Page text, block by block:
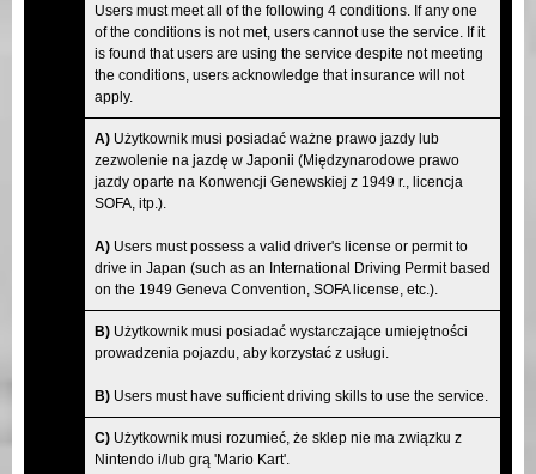
Users must meet all of the following 4 conditions. If any one
of the conditions is not met, users cannot use the service. If it
is found that users are using the service despite not meeting
the conditions, users acknowledge that insurance will not
apply.
A) Użytkownik musi posiadać ważne prawo jazdy lub
zezwolenie na jazdę w Japonii (Międzynarodowe prawo
jazdy oparte na Konwencji Genewskiej z 1949 r., licencja
SOFA, itp.).
A) Users must possess a valid driver's license or permit to
drive in Japan (such as an International Driving Permit based
on the 1949 Geneva Convention, SOFA license, etc.).
B) Użytkownik musi posiadać wystarczające umiejętności
prowadzenia pojazdu, aby korzystać z usługi.
B) Users must have sufficient driving skills to use the service.
C) Użytkownik musi rozumieć, że sklep nie ma związku z
Nintendo i/lub grą 'Mario Kart'.